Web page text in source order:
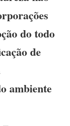
do todo
de
ambiente